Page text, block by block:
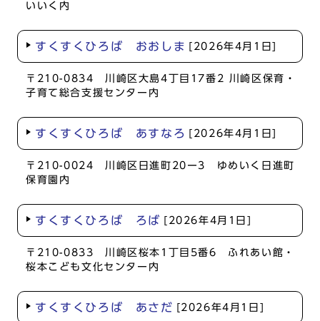
いいく内
すくすくひろば おおしま [2026年4月1日]
〒210-0834 川崎区大島4丁目17番2 川崎区保育・
子育て総合支援センター内
すくすくひろば あすなろ [2026年4月1日]
〒210-0024 川崎区日進町20ー3 ゆめいく日進町
保育園内
すくすくひろば ろば [2026年4月1日]
〒210-0833 川崎区桜本1丁目5番6 ふれあい館・
桜本こども文化センター内
すくすくひろば あさだ [2026年4月1日]